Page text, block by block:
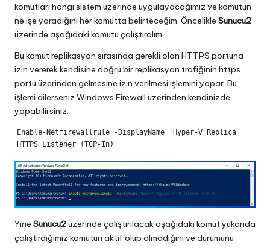
komutları hangi sistem üzerinde uygulayacağımız ve komutun
ne işe yaradığını her komutta belirteceğim. Öncelikle Sunucu2
üzerinde aşağıdaki komutu çalıştıralım.
Bu komut replikasyon sırasında gerekli olan HTTPS portuna
izin vererek kendisine doğru bir replikasyon trafiğinin https
portu üzerinden gelmesine izin verilmesi işlemini yapar. Bu
işlemi dilerseniz Windows Firewall üzerinden kendinizde
yapabilirsiniz.
Enable-Netfirewallrule -DisplayName 'Hyper-V Replica
HTTPS Listener (TCP-In)'
Yine Sunucu2üzerinde çalıştırılacak aşağıdaki komut yukarıda
çalıştırdığımız komutun aktif olup olmadığını ve durumunu